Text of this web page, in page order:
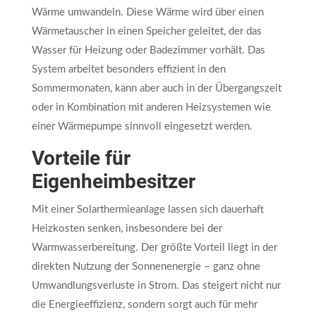
Wärme umwandeln. Diese Wärme wird über einen
Wärmetauscher in einen Speicher geleitet, der das
Wasser für Heizung oder Badezimmer vorhält. Das
System arbeitet besonders effizient in den
Sommermonaten, kann aber auch in der Übergangszeit
oder in Kombination mit anderen Heizsystemen wie
einer Wärmepumpe sinnvoll eingesetzt werden.
Vorteile für
Eigenheimbesitzer
Mit einer Solarthermieanlage lassen sich dauerhaft
Heizkosten senken, insbesondere bei der
Warmwasserbereitung. Der größte Vorteil liegt in der
direkten Nutzung der Sonnenenergie – ganz ohne
Umwandlungsverluste in Strom. Das steigert nicht nur
die Energieeffizienz, sondern sorgt auch für mehr